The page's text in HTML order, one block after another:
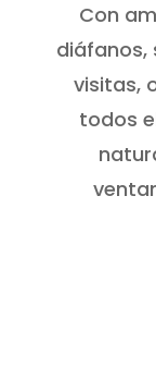
Con
diáfanos,
visitas,
todos